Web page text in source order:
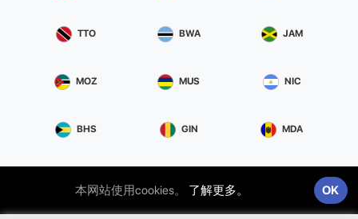
TTO BWA JAM
MOZ MUS NIC
BHS GIN MDA
本网站使用cookies。 了解更多。 OK